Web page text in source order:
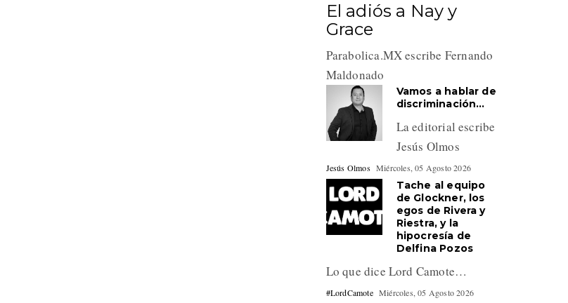
El adiós a Nay y
Grace
Parabolica.MX escribe Fernando
Maldonado
Vamos a hablar de
discriminación…
La editorial escribe
Jesús Olmos
Jesús Olmos Miércoles, 05 Agosto 2026
Tache al equipo
de Glockner, los
egos de Rivera y
Riestra, y la
hipocresía de
Delfina Pozos
Lo que dice Lord Camote…
#LordCamote Miércoles, 05 Agosto 2026